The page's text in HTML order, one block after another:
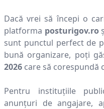
Dacă vrei să începi o
platforma posturigov.ro
sunt punctul perfect de
bună organizare, poți
2026 care să corespundă
Pentru instituțiile
anunțuri de angajare,